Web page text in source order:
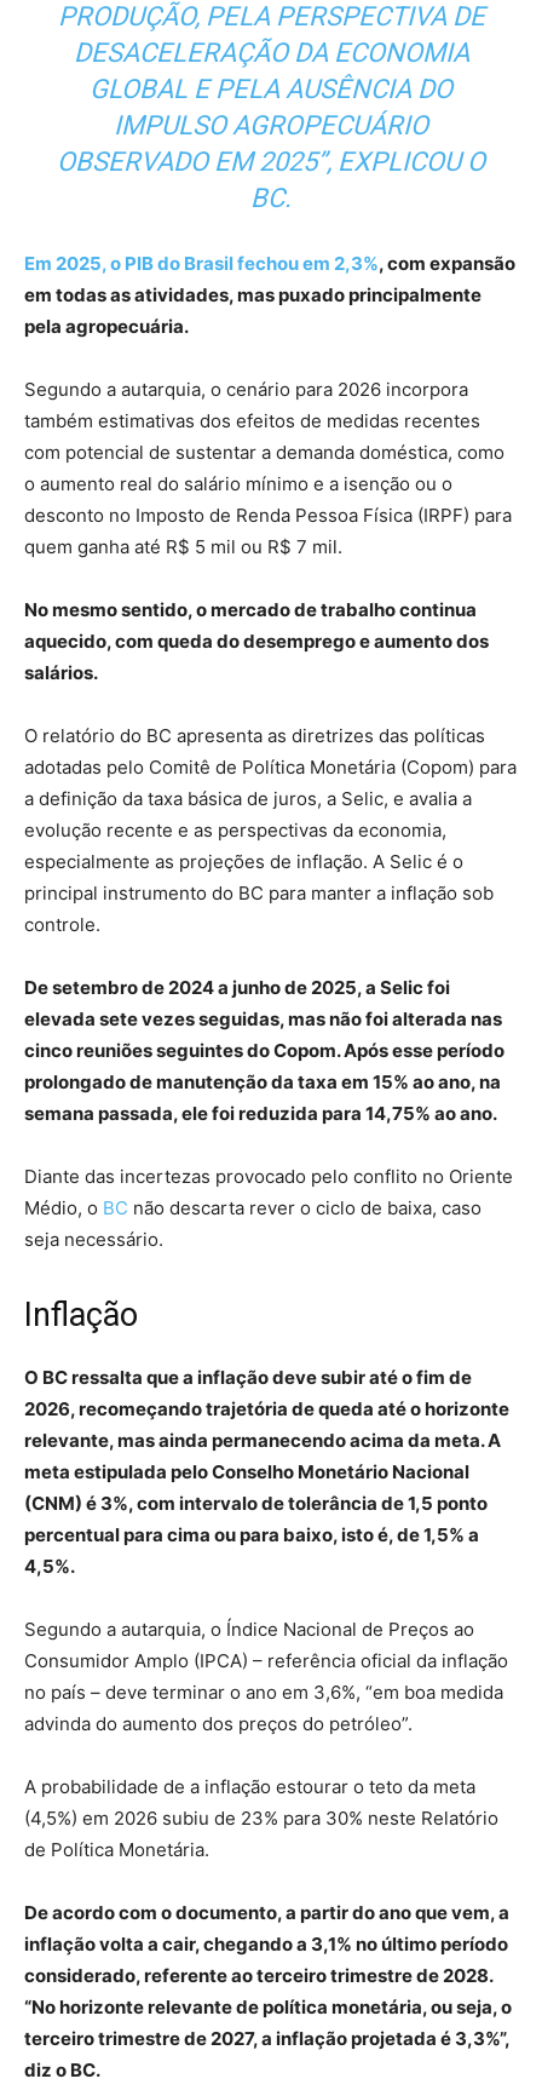
PRODUÇÃO, PELA PERSPECTIVA DE
DESACELERAÇÃO DA ECONOMIA
GLOBAL E PELA AUSÊNCIA DO
IMPULSO AGROPECUÁRIO
OBSERVADO EM 2025”, EXPLICOU O
BC.
Em 2025, o PIB do Brasil fechou em 2,3%, com expansão
em todas as atividades, mas puxado principalmente
pela agropecuária.
Segundo a autarquia, o cenário para 2026 incorpora
também estimativas dos efeitos de medidas recentes
com potencial de sustentar a demanda doméstica, como
o aumento real do salário mínimo e a isenção ou o
desconto no Imposto de Renda Pessoa Física (IRPF) para
quem ganha até R$ 5 mil ou R$ 7 mil.
No mesmo sentido, o mercado de trabalho continua
aquecido, com queda do desemprego e aumento dos
salários.
O relatório do BC apresenta as diretrizes das políticas
adotadas pelo Comitê de Política Monetária (Copom) para
a definição da taxa básica de juros, a Selic, e avalia a
evolução recente e as perspectivas da economia,
especialmente as projeções de inflação. A Selic é o
principal instrumento do BC para manter a inflação sob
controle.
De setembro de 2024 a junho de 2025, a Selic foi
elevada sete vezes seguidas, mas não foi alterada nas
cinco reuniões seguintes do Copom. Após esse período
prolongado de manutenção da taxa em 15% ao ano, na
semana passada, ele foi reduzida para 14,75% ao ano.
Diante das incertezas provocado pelo conflito no Oriente
Médio, o BC não descarta rever o ciclo de baixa, caso
seja necessário.
Inflação
O BC ressalta que a inflação deve subir até o fim de
2026, recomeçando trajetória de queda até o horizonte
relevante, mas ainda permanecendo acima da meta. A
meta estipulada pelo Conselho Monetário Nacional
(CNM) é 3%, com intervalo de tolerância de 1,5 ponto
percentual para cima ou para baixo, isto é, de 1,5% a
4,5%.
Segundo a autarquia, o Índice Nacional de Preços ao
Consumidor Amplo (IPCA) – referência oficial da inflação
no país – deve terminar o ano em 3,6%, “em boa medida
advinda do aumento dos preços do petróleo”.
A probabilidade de a inflação estourar o teto da meta
(4,5%) em 2026 subiu de 23% para 30% neste Relatório
de Política Monetária.
De acordo com o documento, a partir do ano que vem, a
inflação volta a cair, chegando a 3,1% no último período
considerado, referente ao terceiro trimestre de 2028.
“No horizonte relevante de política monetária, ou seja, o
terceiro trimestre de 2027, a inflação projetada é 3,3%”,
diz o BC.